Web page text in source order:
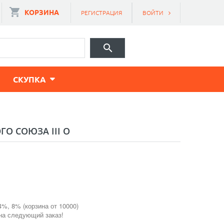
ВОЙТИ
РЕГИСТРАЦИЯ
КОРЗИНА
CКУПКА
СОЮЗА III O
8% (корзина от 10000)
следующий заказ!